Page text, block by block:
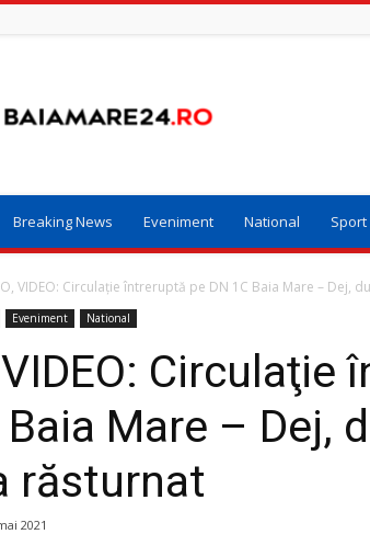
Breaking News Eveniment National Sport
VIDEO: Circulaţie întreruptă pe DN 1C Baia Mare – Dej,
Eveniment National
VIDEO: Circulaţie
Baia Mare – Dej,
răsturnat
2021